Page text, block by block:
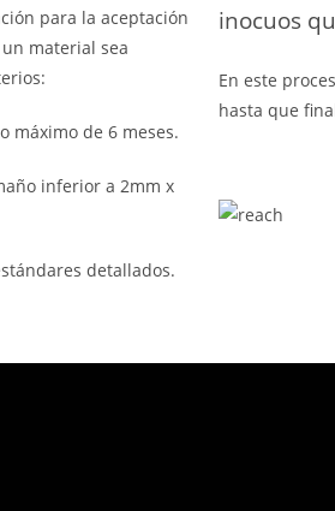
para la aceptación
material sea
máximo de 6 meses.
inferior a 2mm x
detallados.
inocuos
En este
hasta que